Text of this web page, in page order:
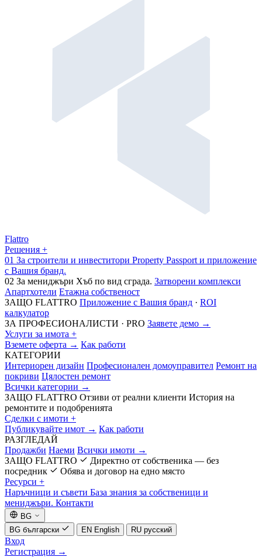
Flattro
Решения +
01 За строители и инвеститори Property Passport и приложение
с Вашия бранд.
02 За мениджъри Хъб по вид сграда. Затворени комплекси
Апартхотели Етажна собственост
ЗАЩО FLATTRO Приложение с Вашия бранд · ROI
калкулатор
ЗА ПРОФЕСИОНАЛИСТИ · PRO Заявете демо →
Услуги за имота +
Вземете оферта → Как работи
КАТЕГОРИИ
Интериорен дизайн Професионален домоуправител Ремонт на
покриви Цялостен ремонт
Всички категории →
ЗАЩО FLATTRO Отзиви от реални клиенти История на
ремонтите и подобренията
Сделки с имоти +
Публикувайте имот → Как работи
РАЗГЛЕДАЙ
Продажби Наеми Всички имоти →
ЗАЩО FLATTRO
Директно от собственика — без
посредник
Обява и договор на едно място
Ресурси +
Наръчници и съвети База знания за собственици и
мениджъри. Контакти
BG
BG български EN English RU русский
Вход
Регистрация →